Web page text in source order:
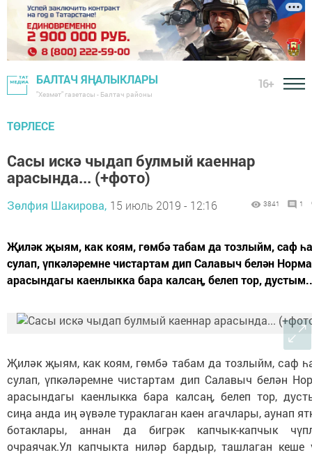
БАЛТАЧ ЯҢАЛЫКЛАРЫ
"Хезмәт" газетасы - Балтач районы
16+
ТӨРЛЕСЕ
Сасы искә чыдап булмый каеннар
арасында... (+фото)
Зөлфия Шакирова, 15 июль 2019 - 12:16 3841 1
Җиләк җыям, как коям, гөмбә табам да тозлыйм, саф
сулап, үпкәләремне чистартам дип Салавыч белән Норма
арасындагы каенлыкка бара калсаң, белеп тор,
Җиләк җыям, как коям, гөмбә табам да тозлыйм, саф
сулап, үпкәләремне чистартам дип Салавыч белән
арасындагы каенлыкка бара калсаң, белеп тор,
сиңа анда иң әүвәле тураклаган каен агачлары, аунап
ботаклары, аннан да бигрәк капчык-капчык
очраячак.Ул капчыкта ниләр бардыр, ташлаган кеше